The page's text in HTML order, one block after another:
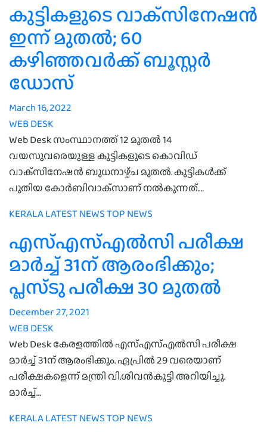
കുട്ടികളുടെ വാക്‌സിനേഷന്‍
ഇന്ന് മുതൽ; 60
കഴിഞ്ഞവർക്ക് ബൂസ്റ്റർ
ഡോസ്
March 16, 2022
WEB DESK
Web Desk സംസ്ഥാനത്ത് 12 മുതല്‍ 14
വയസുവരെയുള്ള കുട്ടികളുടെ കൊവിഡ്
വാക്‌സിനേഷന്‍ ബുധനാഴ്ച്ച മുതൽ. കുട്ടികള്‍ക്ക്
പുതിയ കോര്‍ബിവാക്‌സാണ് നല്‍കുന്നത്.…
KERALALATEST NEWSTOP NEWS
എസ്എസ്എൽസി പരീക്ഷ
മാർച്ച് 31ന് ആരംഭിക്കും;
പ്ലസ്ടു പരീക്ഷ 30 മുതൽ
December 27, 2021
WEB DESK
Web Desk കേരളത്തിൽ എസ്എസ്എൽസി പരീക്ഷ
മാർച്ച് 31ന് ആരംഭിക്കും. ഏപ്രിൽ 29 വരെയാണ്
പരീക്ഷകളെന്ന് മന്ത്രി വി.ശിവൻകുട്ടി അറിയിച്ചു.
മാർച്ച്…
KERALALATEST NEWSTOP NEWS